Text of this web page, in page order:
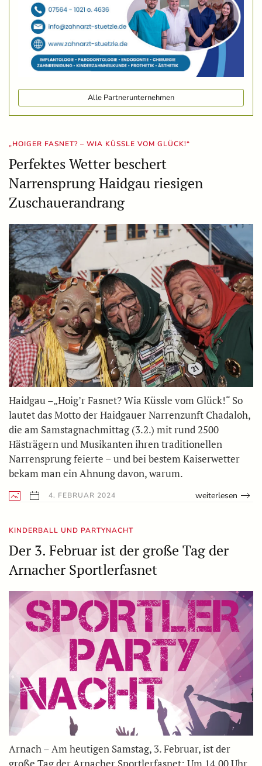
Alle Partnerunternehmen
„HOIGER FASNET? – WIA KÜSSLE VOM GLÜCK!“
Perfektes Wetter beschert
Narrensprung Haidgau riesigen
Zuschauerandrang
Haidgau –„Hoig’r Fasnet? Wia Küssle vom Glück!“ So
lautet das Motto der Haidgauer Narrenzunft Chadaloh,
die am Samstagnachmittag (3.2.) mit rund 2500
Hästrägern und Musikanten ihren traditionellen
Narrensprung feierte – und bei bestem Kaiserwetter
bekam man ein Ahnung davon, warum.
4. FEBRUAR 2024 weiterlesen
KINDERBALL UND PARTYNACHT
Der 3. Februar ist der große Tag der
Arnacher Sportlerfasnet
Arnach – Am heutigen Samstag, 3. Februar, ist der
große Tag der Arnacher Sportlerfasnet: Um 14.00 Uhr